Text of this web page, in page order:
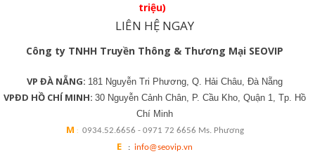
triệu)
LIÊN HỆ NGAY
Công ty TNHH Truyền Thông & Thương Mại SEOVIP
VP ĐÀ NẴNG: 181 Nguyễn Tri Phương, Q. Hải Châu, Đà Nẵng
VPĐD HỒ CHÍ MINH: 30 Nguyễn Cảnh Chân, P. Cầu Kho, Quận 1, Tp. Hồ
Chí Minh
M : 0934.52.6656 - 0971 72 6656 Ms. Phương
E : info@seovip.vn